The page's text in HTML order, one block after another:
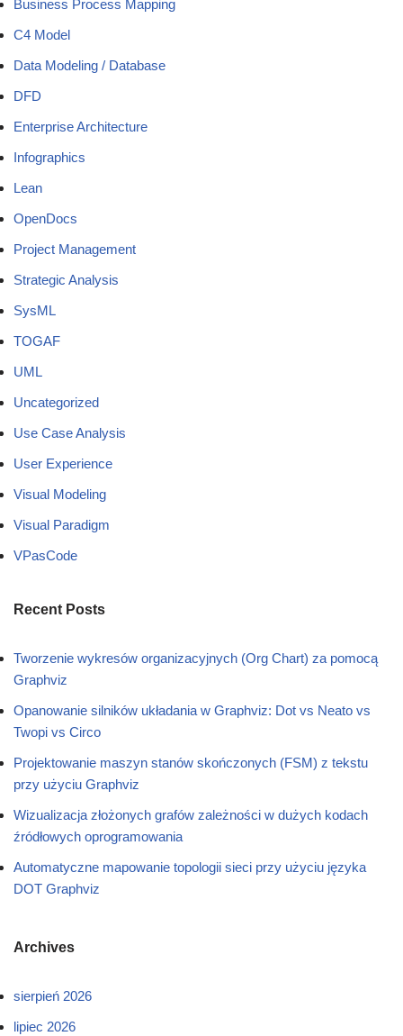
Business Process Mapping
C4 Model
Data Modeling / Database
DFD
Enterprise Architecture
Infographics
Lean
OpenDocs
Project Management
Strategic Analysis
SysML
TOGAF
UML
Uncategorized
Use Case Analysis
User Experience
Visual Modeling
Visual Paradigm
VPasCode
Recent Posts
Tworzenie wykresów organizacyjnych (Org Chart) za pomocą
Graphviz
Opanowanie silników układania w Graphviz: Dot vs Neato vs
Twopi vs Circo
Projektowanie maszyn stanów skończonych (FSM) z tekstu
przy użyciu Graphviz
Wizualizacja złożonych grafów zależności w dużych kodach
źródłowych oprogramowania
Automatyczne mapowanie topologii sieci przy użyciu języka
DOT Graphviz
Archives
sierpień 2026
lipiec 2026